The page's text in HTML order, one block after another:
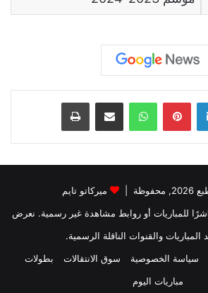
لينكدإن بينتيريست واتساب
|
ميركاتو تايم
للمباريات أو روابط مشاهدة غير رسمية. نعرض
والقنوات الناقلة الرسمية.
سياسة الخصوصية سوق الانتقالات
بطولات
مباريات اليوم